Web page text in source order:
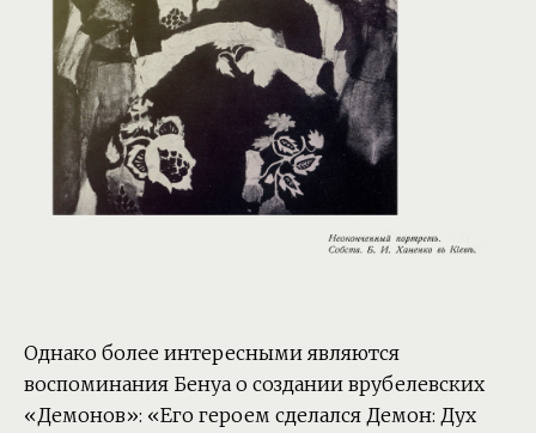
Однако более интересными являются
воспоминания Бенуа о создании врубелевских
«Демонов»: «Его героем сделался Демон: Дух